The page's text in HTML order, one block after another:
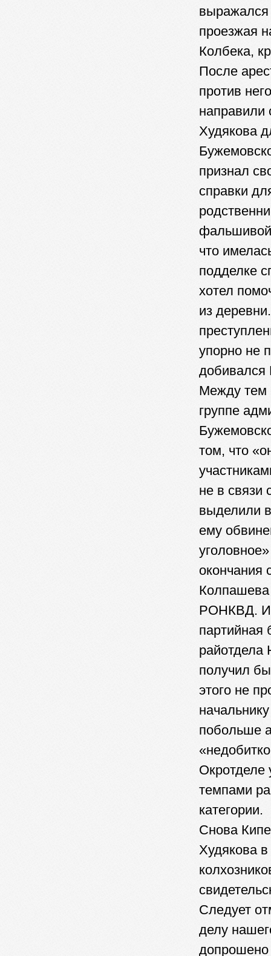
проезжая
Колбека,
После
против
направили
Худякова
признал
справки
фальшивой
что
подделке
хотел
из
упорно не
добивался
Между тем
группе
том, что
не в связи
выделили
ему
окончания
Колпашева
РОНКВД. И
партийная
получил
этого не
побольше
Окротделе
темпами
категории.
Снова
Худякова
Следует
делу
допрошено